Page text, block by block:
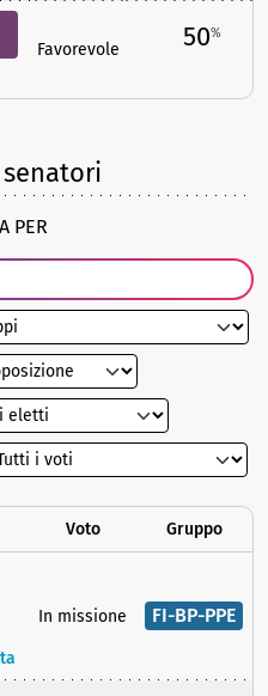
Favorevole 50%
PER
Voto Gruppo
In missione FI-BP-PPE